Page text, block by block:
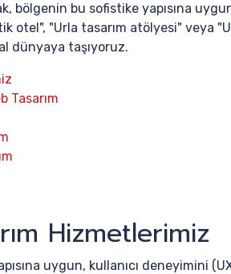
bölgenin bu sofistike yapısına
otel", "Urla tasarım atölyesi"
dünyaya taşıyoruz.
Tasarım
Hizmetlerimiz
uygun, kullanıcı